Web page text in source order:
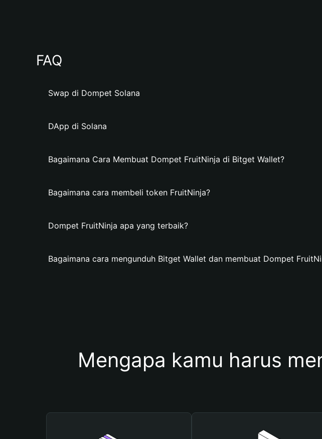
FAQ
Swap di Dompet Solana
DApp di Solana
Bagaimana Cara Membuat Dompet FruitNinja di Bitget Wallet?
Bagaimana cara membeli token FruitNinja?
Dompet FruitNinja apa yang terbaik?
Bagaimana cara mengunduh Bitget Wallet dan membuat Dompet
Mengapa kamu harus